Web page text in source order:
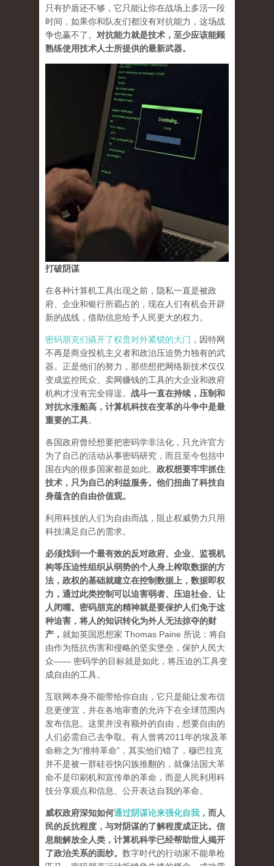
只有护盾还不够，它只能让你在战场上多活一段
时间，如果你和队友们都没有对抗能力，这场战
争也赢不了。 对抗能力就是技术，至少应该能顾
熟练使用技术人士所提供的最新武器。
打破阴谋
在各种计算机工具出现之前，隐私一直是被政
府、企业和银行所霸占的，现在人们有机会开辟
新的战线，借助信息给予人民更大的权力。
密码朋克们撬开了权贵对外紧锁的大门 ，因特网
不再是商业投机主义者和政治压迫势力独有的武
器。正是他们的努力，那些想把网络新技术仅仅
变成监控民众、卖网赚钱的工具的大企业和政府
机构才没有完全得逞。 战斗一直在持续，压制和
对抗水涨船高，计算机科技在变革的斗争中是最
重要的工具。
各国政府曾经想要把密码学非法化，只允许官方
为了自己的活动从事密码研究，而且至今包括中
国在内的很多国家都是如此。 政权想要牢牢抓住
技术，只为自己的利益服务。他们扭曲了科技自
身蕴含的自由价值观。
利用科技的人们为自由而战，阻止权威势力只用
科技满足自己的需求。
必须找到一个最有效的反对政府、企业、监视机
构等压迫性组织从弱势的个人身上榨取数据的方
法，政权的基础就建立在控制数据上，数据即权
力，通过此类控制可以迫害弱者、压迫社会、让
人闭嘴。密码朋克的精神就是要保护人们免于这
种迫害，将人的知识转化为外人无法掠夺的财
产 ， 就如英国思想家 Thomas Paine 所说：将自
由作为抵抗伤害和侵略的坚实堡垒，保护人民大
众—— 密码学的目标就是如此，将压迫的工具变
成自由的工具。
互联网本身不能带给你自由，它只是能让发布信
息更便宜，并在各地审查的允许下在全球范围内
发布信息。这里并没有额外的自由，想要自由的
人们必需自己去争取。有人曾将2011年的埃及革
命称之为“推特革命”，其实他们错了，穆巴拉克
并不是被一群硅谷快闪族推翻的，就像法国大革
命不是印刷机和宣传单的革命，而是人民利用科
技分享观点和信息、公开表达自我的革命。
威权政府深知如何通过阴谋论来强化自我 ，而人
民的反抗程度，与对阴谋的了解程度成正比。信
息能解放全人类，计算机科学已经帮助世人揭开
了政治关系的面纱。 数字时代的行动家不能单枪